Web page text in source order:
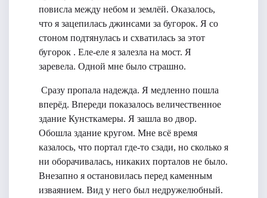
повисла между небом и землёй. Оказалось,
что я зацепилась джинсами за бугорок. Я со
стоном подтянулась и схватилась за этот
бугорок . Еле-еле я залезла на мост. Я
заревела. Одной мне было страшно.
Сразу пропала надежда. Я медленно пошла
вперёд. Впереди показалось величественное
здание Кунсткамеры. Я зашла во двор.
Обошла здание кругом. Мне всё время
казалось, что портал где-то сзади, но сколько я
ни оборачивалась, никаких порталов не было.
Внезапно я остановилась перед каменным
изваянием. Вид у него был недружелюбный.